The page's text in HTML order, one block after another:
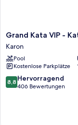
Grand
Kata
VIP
-
Kata
Beach
Karon
Grand Kata VIP -
Karon
Pool
Kostenlose Parkplätze
8.8
von
8,8 Hervorragend
406 Bewertungen